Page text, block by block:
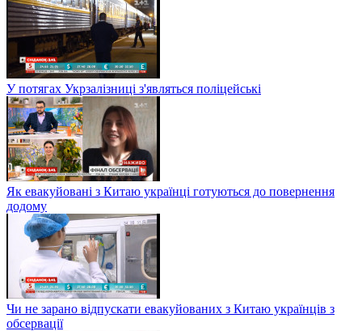
У потягах Укрзалізниці з'являться поліцейські
Як евакуйовані з Китаю українці готуються до повернення
додому
Чи не зарано відпускати евакуйованих з Китаю українців з
обсервації